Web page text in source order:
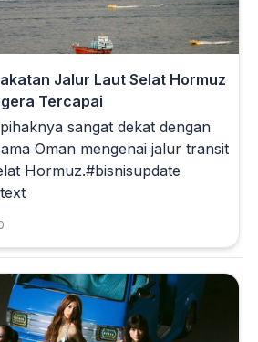
Jalur Laut Selat Hormuz
Tercapai
sangat dekat dengan
Oman mengenai jalur transit
Hormuz.#bisnisupdate